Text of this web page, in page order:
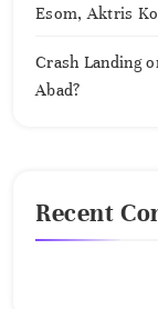
Esom, Aktris
Crash Landing
Abad?
Recent